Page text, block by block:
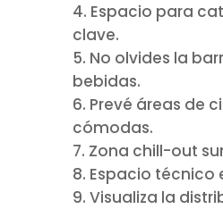
Espacio para
clave.
No olvides la
bebidas.
Prevé áreas de
cómodas.
Zona chill-out
Espacio técnico
Visualiza la